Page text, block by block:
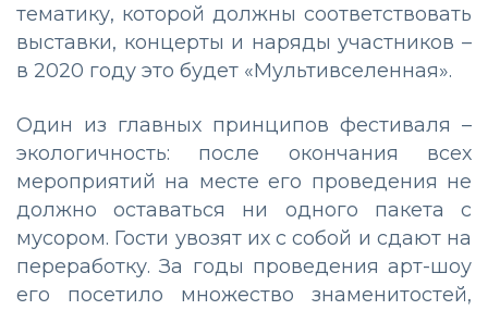
тематику, которой должны соответствовать
выставки, концерты и наряды участников –
в 2020 году это будет «Мультивселенная».
Один из главных принципов фестиваля –
экологичность: после окончания всех
мероприятий на месте его проведения не
должно оставаться ни одного пакета с
мусором. Гости увозят их с собой и сдают на
переработку. За годы проведения арт-шоу
его посетило множество знаменитостей,